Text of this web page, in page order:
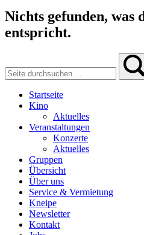
Nichts gefunden, was
entspricht.
Startseite
Kino
Aktuelles
Veranstaltungen
Konzerte
Aktuelles
Gruppen
Übersicht
Über uns
Service & Vermietung
Kneipe
Newsletter
Kontakt